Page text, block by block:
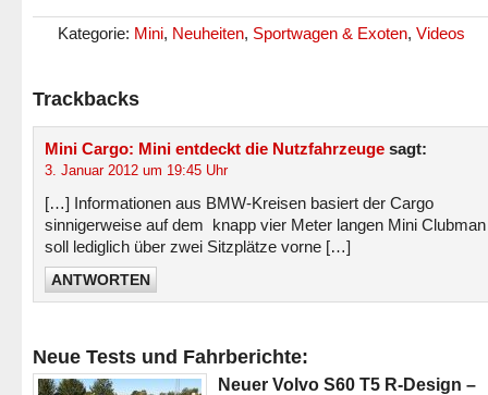
Kategorie: Mini, Neuheiten, Sportwagen & Exoten, Videos
Trackbacks
Mini Cargo: Mini entdeckt die Nutzfahrzeuge sagt:
3. Januar 2012 um 19:45 Uhr
[…] Informationen aus BMW-Kreisen basiert der Cargo
sinnigerweise auf dem knapp vier Meter langen Mini
soll lediglich über zwei Sitzplätze vorne […]
ANTWORTEN
Neue Tests und Fahrberichte:
Neuer Volvo S60 T5 R-Design –